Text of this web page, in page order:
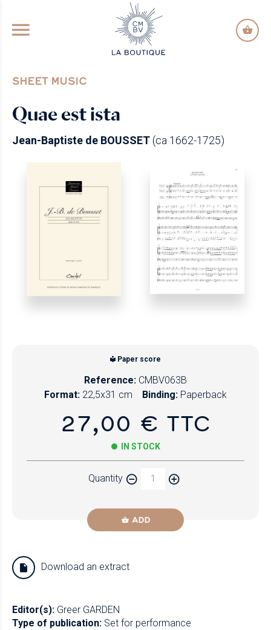
GO TO PRINCIPAL CONTENT
SHEET MUSIC
Quae est ista
Jean-Baptiste de BOUSSET(ca 1662-1725)
Paper score
Reference: CMBV063B
Format: 22,5x31 cm Binding: Paperback
27,00 € TTC
IN STOCK
Quantity
ADD
Download an extract
Editor(s): Greer GARDEN
Type of publication: Set for performance